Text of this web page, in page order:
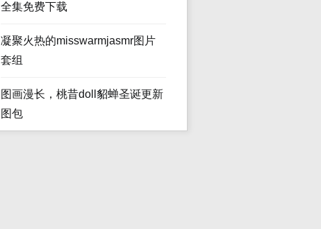
全集免费下载
凝聚火热的misswarmjasmr图片
套组
图画漫长，桃昔doll貂蝉圣诞更新
图包